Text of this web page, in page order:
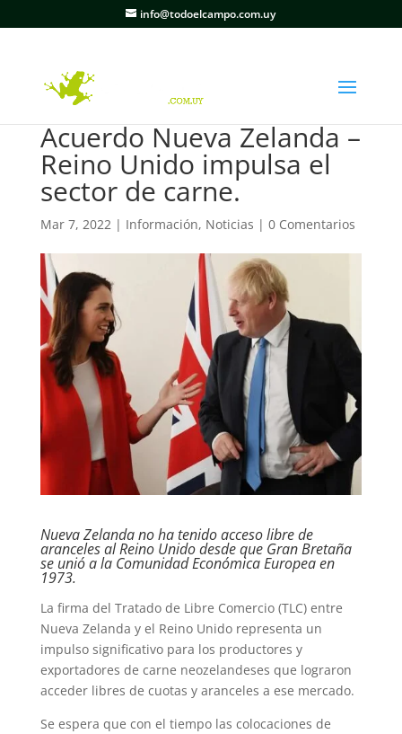
info@todoelcampo.com.uy
Acuerdo Nueva Zelanda –
Reino Unido impulsa el
sector de carne.
Mar 7, 2022| Información, Noticias | 0 Comentarios
Nueva Zelanda no ha tenido acceso libre de
aranceles al Reino Unido desde que Gran Bretaña
se unió a la Comunidad Económica Europea en
1973.
La firma del Tratado de Libre Comercio (TLC) entre
Nueva Zelanda y el Reino Unido representa un
impulso significativo para los productores y
exportadores de carne neozelandeses que lograron
acceder libres de cuotas y aranceles a ese mercado.
Se espera que con el tiempo las colocaciones de